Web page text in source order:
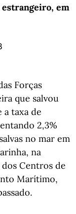
estrangeiro, em
Forças
que salvou
a taxa de
2,3%
no mar em
na
Centros de
Marítimo,